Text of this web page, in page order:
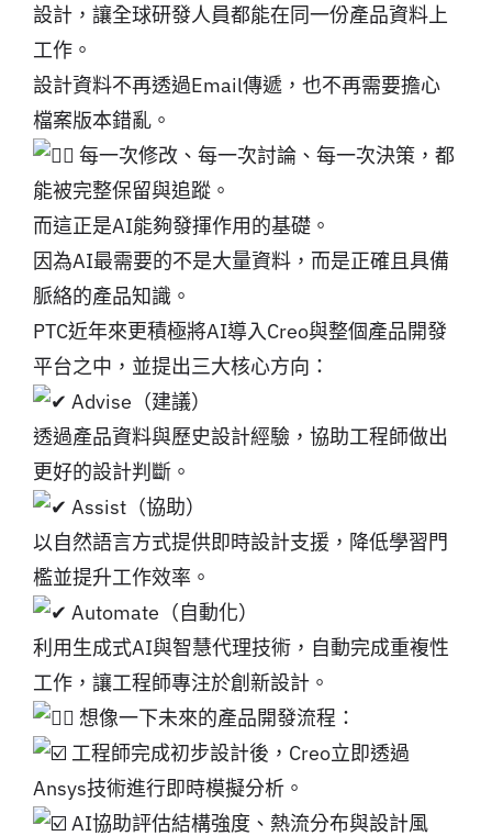
設計，讓全球研發人員都能在同一份產品資料上
工作。
設計資料不再透過Email傳遞，也不再需要擔心
檔案版本錯亂。
每一次修改、每一次討論、每一次決策，都
能被完整保留與追蹤。
而這正是AI能夠發揮作用的基礎。
因為AI最需要的不是大量資料，而是正確且具備
脈絡的產品知識。
PTC近年來更積極將AI導入Creo與整個產品開發
平台之中，並提出三大核心方向：
Advise（建議）
透過產品資料與歷史設計經驗，協助工程師做出
更好的設計判斷。
Assist（協助）
以自然語言方式提供即時設計支援，降低學習門
檻並提升工作效率。
Automate（自動化）
利用生成式AI與智慧代理技術，自動完成重複性
工作，讓工程師專注於創新設計。
想像一下未來的產品開發流程：
工程師完成初步設計後，Creo立即透過
Ansys技術進行即時模擬分析。
AI協助評估結構強度、熱流分布與設計風